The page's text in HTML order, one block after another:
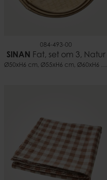
084-493-00
SINAN Fat, set om 3, Natur
Ø50xH6 cm, Ø55xH6 cm, Ø60xH6 cm